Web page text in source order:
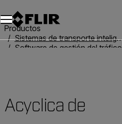
Productos
Sistemas de transporte inteligente
Software de gestión del tráfico
Acyclica de